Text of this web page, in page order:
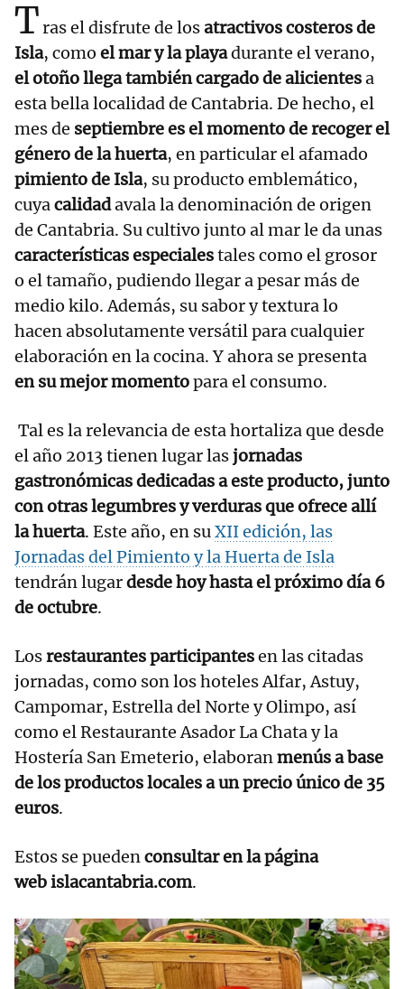
Tras el disfrute de losatractivos costeros de
Isla, como el mar y la playadurante el verano,
el otoño llega también cargado de alicientesa
esta bella localidad de Cantabria. De hecho, el
mes de septiembre es el momento de recoger el
género de la huerta, en particular el afamado
pimiento de Isla, su producto emblemático,
cuyacalidadavala la denominación de origen
de Cantabria. Su cultivo junto al mar le da unas
características especialestales como el grosor
o el tamaño, pudiendo llegar a pesar más de
medio kilo. Además, su sabor y textura lo
hacen absolutamente versátil para cualquier
elaboración en la cocina. Y ahora se presenta
en su mejor momentopara el consumo.
Tal es la relevancia de esta hortaliza que desde
el año 2013 tienen lugar lasjornadas
gastronómicas dedicadas a este producto, junto
con otras legumbres y verduras que ofrece allí
la huerta. Este año, en suXII edición, las
Jornadas del Pimiento y la Huerta de Isla
tendrán lugardesde hoy hasta el próximo día 6
de octubre.
Losrestaurantes participantesen las citadas
jornadas, como son los hoteles Alfar, Astuy,
Campomar, Estrella del Norte y Olimpo, así
como el Restaurante Asador La Chata y la
Hostería San Emeterio, elaboranmenús a base
de los productos locales a un precio único de 35
euros.
Estos se puedenconsultar en la página
web islacantabria.com.